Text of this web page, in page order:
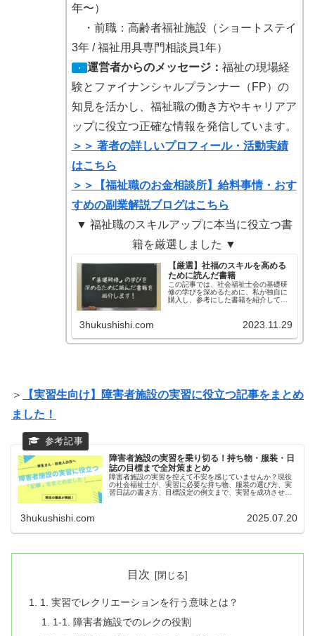
年〜）
・前職：高齢者福祉施設（ショートステイ
3年 / 福祉用具専門相談員1年）
・ 運営者からのメッセージ： 福祉の現場経
験とファイナンシャルプランナー（FP）の
知見を活かし、福祉職の働き方やキャリアア
ップに役立つ正確な情報を発信しています。
＞＞ 著者の詳しいプロフィール・活動実績
はこちら
＞＞【福祉職のお金相談所】給料事情・おす
すめの副業解説ブログはこちら
▼ 福祉職のスキルアップに本当に役立つ書
籍を厳選しました ▼
【厳選】社福のスキルを高める
ために読んだ書籍
この記事では、社会福祉士会の基礎研
修の学びを深めるために、私が独自に
購入し、参考にした書籍を紹介してい
3hukushishi.com 2023.11.29
＞
【実習生向け】障害者施設の実習に役立つ記事をまとめ
ました！
障害者施設の実習を乗り切る！持ち物・服装・日
誌の目標まで全対策まとめ
障害者施設の実習を控えて不安を感じていませんか？現役
の社会福祉士が、実習に必要な持ち物、服装の選び方、実
習日誌の書き方、目標設定の例文まで、実習を成功させる
3hukushishi.com 2025.07.20
目次
1. 実習でレクリエーションを行う意味とは？
1-1. 障害者施設でのレクの役割